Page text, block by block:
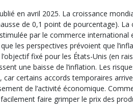
en avril 2025. La croissance
de 0,1 point de pourcentage). La
par le commerce international
les perspectives prévoient que
fixé pour les États-Unis (en
une baisse de l’inflation. Les
certains accords temporaires
de l’activité économique.
faire grimper le prix des